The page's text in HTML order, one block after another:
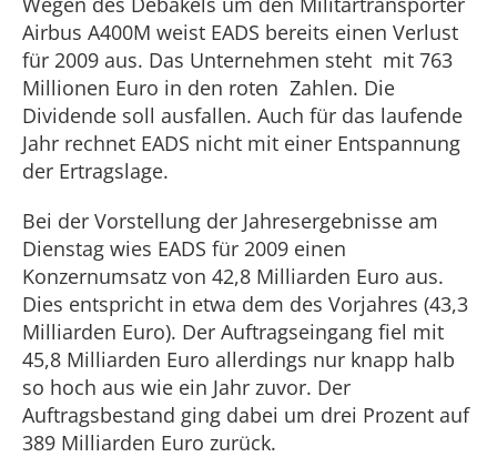
Airbus A400M weist EADS bereits einen Verlust
für 2009 aus. Das Unternehmen steht mit 763
Millionen Euro in den roten Zahlen. Die
Dividende soll ausfallen. Auch für das laufende
Jahr rechnet EADS nicht mit einer Entspannung
der Ertragslage.
Bei der Vorstellung der Jahresergebnisse am
Dienstag wies EADS für 2009 einen
Konzernumsatz von 42,8 Milliarden Euro aus.
Dies entspricht in etwa dem des Vorjahres (43,3
Milliarden Euro). Der Auftragseingang fiel mit
45,8 Milliarden Euro allerdings nur knapp halb
so hoch aus wie ein Jahr zuvor. Der
Auftragsbestand ging dabei um drei Prozent auf
389 Milliarden Euro zurück.